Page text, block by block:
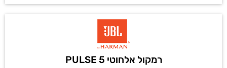
רמקול אלחוטי PULSE 5